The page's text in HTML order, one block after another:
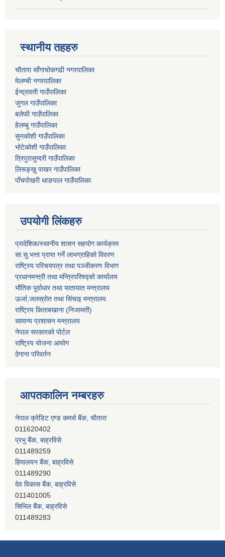
स्थानीय तहहरु
चौतारा साँगाचोकगढी नगरपालिका
मेलम्ची नगरपालिका
ईन्द्रावती गाउँपालिका
जुगल गाउँपालिका
बलेफी गाउँपालिका
हेलम्बु गाउँपालिका
सुनकोशी गाउँपालिका
भोटेकोशी गाउँपालिका
त्रिपुरासुन्दरी गाउँपालिका
लिसङ्खु पाखर गाउँपालिका
पाँचपोखरी थाङपाल गाउँपालिका
उपयोगी लिंकहरु
प्रादेशिक/स्थानीय शासन सहयोग कार्यक्रम
सा.सु.भत्ता प्राप्त गर्ने लाभग्राहिको विवरण
राष्ट्रिय परिचयपत्र तथा पञ्‍जीकरण विभाग
प्रधानमन्त्री तथा मन्त्रिपरिषद्को कार्यालय
भौतिक पूर्वाधार तथा यातायात मन्त्रालय
ऊर्जा,जलस्रोत तथा सिंचाइ मन्त्रालय
राष्ट्रिय किताबखाना (निजामती)
सामान्य प्रशासन मन्त्रालय
नेपाल सरकारको पोर्टल
राष्ट्रिय योजना आयोग
ठेगाना परिवर्तन
आपतकालिन नम्बरहरु
नेपाल क्रेडिट एण्ड कमर्स बैंक, चाैतारा
011620402
प्रभु बैंक, बाह्रविसे
011489259
हिमालयन बैंक, बाह्रविसे
011489290
देव विकास बैंक, बाह्रविसे
011401005
सिभिल बैंक, बाह्रविसे
011489283